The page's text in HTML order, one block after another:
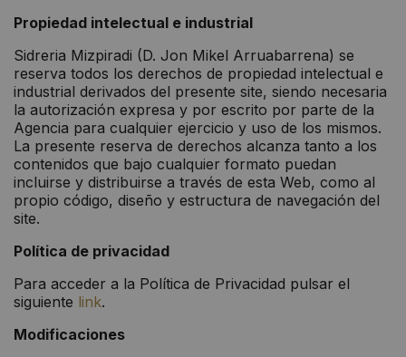
Propiedad intelectual e industrial
Sidreria Mizpiradi (D. Jon Mikel Arruabarrena) se
reserva todos los derechos de propiedad intelectual e
industrial derivados del presente site, siendo necesaria
la autorización expresa y por escrito por parte de la
Agencia para cualquier ejercicio y uso de los mismos.
La presente reserva de derechos alcanza tanto a los
contenidos que bajo cualquier formato puedan
incluirse y distribuirse a través de esta Web, como al
propio código, diseño y estructura de navegación del
site.
Política de privacidad
Para acceder a la Política de Privacidad pulsar el
siguiente link.
Modificaciones